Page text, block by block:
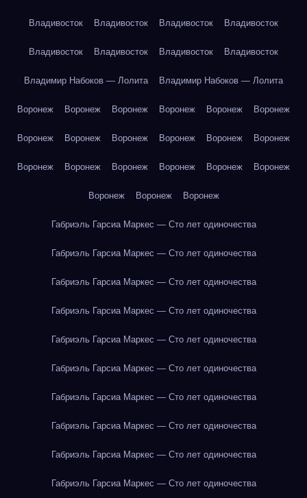
Владивосток Владивосток Владивосток Владивосток
Владивосток Владивосток Владивосток Владивосток
Владимир Набоков — Лолита Владимир Набоков — Лолита
Воронеж Воронеж Воронеж Воронеж Воронеж Воронеж
Воронеж Воронеж Воронеж Воронеж Воронеж Воронеж
Воронеж Воронеж Воронеж Воронеж Воронеж Воронеж
Воронеж Воронеж Воронеж
Габриэль Гарсиа Маркес — Сто лет одиночества
Габриэль Гарсиа Маркес — Сто лет одиночества
Габриэль Гарсиа Маркес — Сто лет одиночества
Габриэль Гарсиа Маркес — Сто лет одиночества
Габриэль Гарсиа Маркес — Сто лет одиночества
Габриэль Гарсиа Маркес — Сто лет одиночества
Габриэль Гарсиа Маркес — Сто лет одиночества
Габриэль Гарсиа Маркес — Сто лет одиночества
Габриэль Гарсиа Маркес — Сто лет одиночества
Габриэль Гарсиа Маркес — Сто лет одиночества